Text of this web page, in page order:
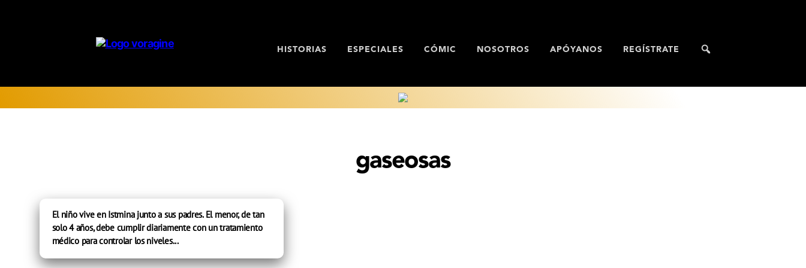
HISTORIAS ESPECIALES CÓMIC NOSOTROS APÓYANOS REGÍSTRATE
gaseosas
El niño vive en Istmina junto a sus padres. El menor, de tan
solo 4 años, debe cumplir diariamente con un tratamiento
médico para controlar los niveles...